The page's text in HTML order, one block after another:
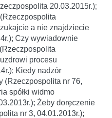
20.03.2015r.);
a nie znajdziecie
Czy wywiadownie
procesu
Kiedy nadzór
(Rzeczpospolita nr 76,
spółki widmo
Żeby doręczenie
nr 3, 04.01.2013r.);